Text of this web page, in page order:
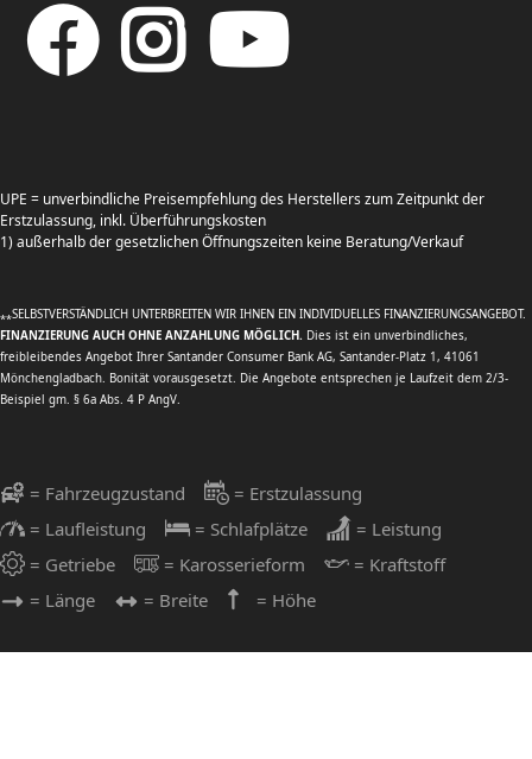
UPE = unverbindliche Preisempfehlung des Herstellers zum Zeitpunkt der
Erstzulassung, inkl. Überführungskosten
1) außerhalb der gesetzlichen Öffnungszeiten keine Beratung/Verkauf
**SELBSTVERSTÄNDLICH UNTERBREITEN WIR IHNEN EIN INDIVIDUELLES FINANZIERUNGSANGEBOT.
FINANZIERUNG AUCH OHNE ANZAHLUNG MÖGLICH. Dies ist ein unverbindliches,
freibleibendes Angebot Ihrer Santander Consumer Bank AG, Santander-Platz 1, 41061
Mönchengladbach. Bonität vorausgesetzt. Die Angebote entsprechen je Laufzeit dem 2/3-
Beispiel gm. § 6a Abs. 4 P AngV.
= Fahrzeugzustand
= Erstzulassung
= Laufleistung
= Schlafplätze
= Leistung
= Getriebe
= Karosserieform
= Kraftstoff
= Länge
= Breite = Höhe